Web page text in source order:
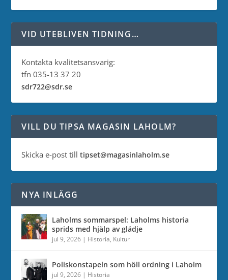
VID UTEBLIVEN TIDNING…
Kontakta kvalitetsansvarig:
tfn 035-13 37 20
sdr722@sdr.se
VILL DU TIPSA MAGASIN LAHOLM?
Skicka e-post tilltipset@magasinlaholm.se
NYA INLÄGG
Laholms sommarspel: Laholms historia
sprids med hjälp av glädje
jul 9, 2026 | Historia, Kultur
Poliskonstapeln som höll ordning i Laholm
jul 9, 2026 | Historia